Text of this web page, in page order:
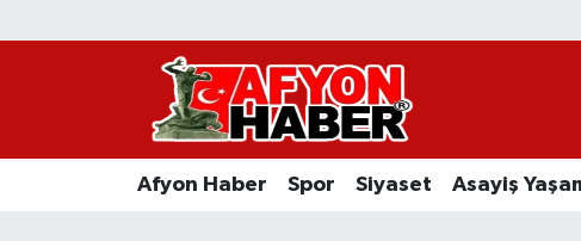
Afyon Haber Spor Siyaset Asayiş
Afyon Haber